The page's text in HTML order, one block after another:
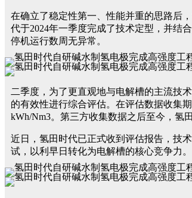
在确立了稳定性第一、性能并重的思路后
代于2024年一季度完成了技术定型，并结
停机运行数周无异常。
二季度，为了更直观地与电解槽的主流技
的有效性进行综合评估。在评估数据收集
kWh/Nm3。第三方收集数据之后至今，氢
近日，氢田时代已正式收到评估报告，技
试，以利早日转化为电解槽的核心竞争力。